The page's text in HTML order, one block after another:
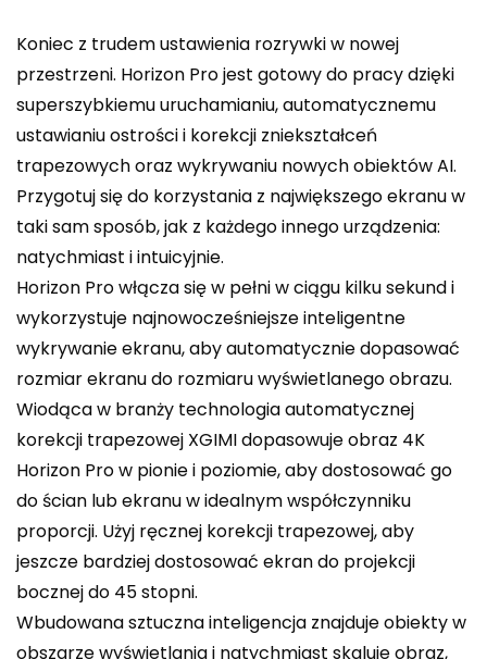
Koniec z trudem ustawienia rozrywki w nowej
przestrzeni. Horizon Pro jest gotowy do pracy dzięki
superszybkiemu uruchamianiu, automatycznemu
ustawianiu ostrości i korekcji zniekształceń
trapezowych oraz wykrywaniu nowych obiektów AI.
Przygotuj się do korzystania z największego ekranu w
taki sam sposób, jak z każdego innego urządzenia:
natychmiast i intuicyjnie.
Horizon Pro włącza się w pełni w ciągu kilku sekund i
wykorzystuje najnowocześniejsze inteligentne
wykrywanie ekranu, aby automatycznie dopasować
rozmiar ekranu do rozmiaru wyświetlanego obrazu.
Wiodąca w branży technologia automatycznej
korekcji trapezowej XGIMI dopasowuje obraz 4K
Horizon Pro w pionie i poziomie, aby dostosować go
do ścian lub ekranu w idealnym współczynniku
proporcji. Użyj ręcznej korekcji trapezowej, aby
jeszcze bardziej dostosować ekran do projekcji
bocznej do 45 stopni.
Wbudowana sztuczna inteligencja znajduje obiekty w
obszarze wyświetlania i natychmiast skaluje obraz,